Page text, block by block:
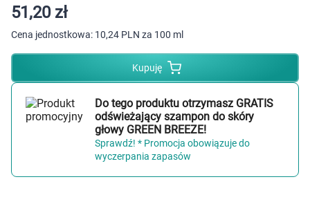
Kosmetyki
Mężczyzna
Zdrowy styl życia
Zabawki
Sprzęt medyczny
51,20 zł
Cena jednostkowa: 10,24 PLN za 100 ml
Kupuję
Do tego produktu otrzymasz GRATIS
odświeżający szampon do skóry
głowy GREEN BREEZE!
Sprawdź! * Promocja obowiązuje do
wyczerpania zapasów